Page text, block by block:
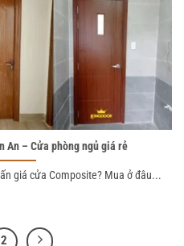
An – Cửa phòng ngủ giá rẻ
giá cửa Composite? Mua ở đâu...
2